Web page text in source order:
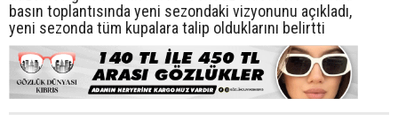
basın toplantısında yeni sezondaki vizyonunu açıkladı,
yeni sezonda tüm kupalara talip olduklarını belirtti